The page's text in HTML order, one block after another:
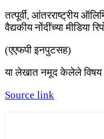
तत्पूर्वी, आंतरराष्ट्रीय
वैद्यकीय नोंदींच्या मीडिया
(एएफपी इनपुटसह)
या लेखात नमूद केलेले विषय
Source link